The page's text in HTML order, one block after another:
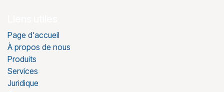
Page d'accueil
À propos de nous
Produits
Services
Juridique